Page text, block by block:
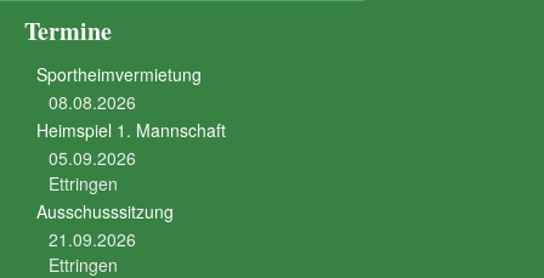
Termine
Sportheimvermietung
08.08.2026
Heimspiel 1. Mannschaft
05.09.2026
Ettringen
Ausschusssitzung
21.09.2026
Ettringen